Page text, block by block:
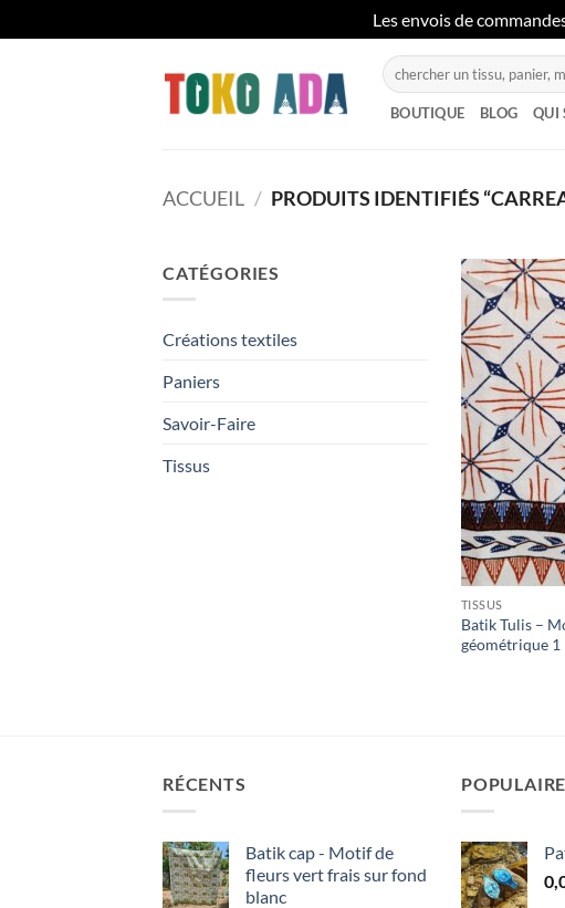
Les envois de
Recherche
pour :
BOUTIQUE BLOG QUI
ACCUEIL / PRODUITS IDENTIFIÉS
CATÉGORIES
Créations textiles
Paniers
Savoir-Faire
Tissus
TISSUS
Batik Tulis –
géométrique 1
RÉCENTS
Batik cap - Motif de
fleurs vert frais sur fond
blanc
POPULAIRE